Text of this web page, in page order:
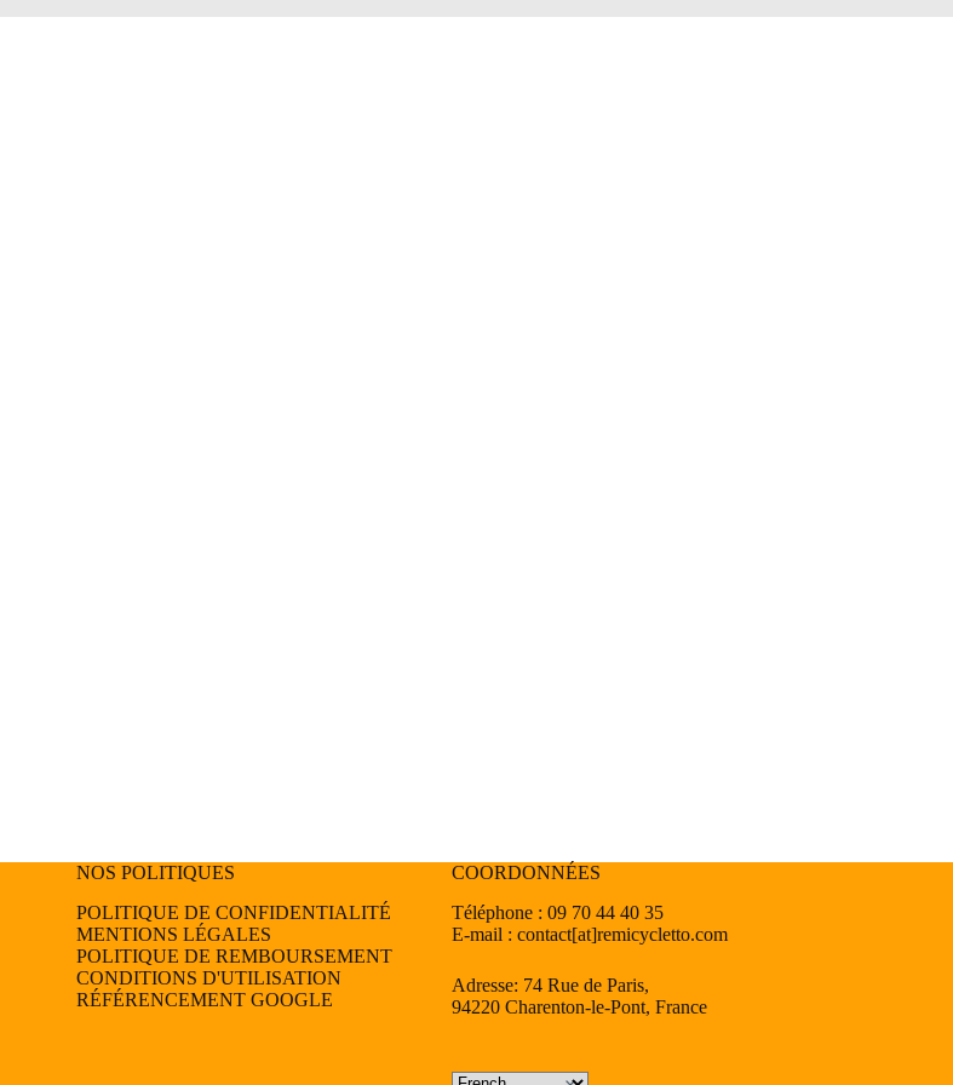
NOS POLITIQUES
POLITIQUE DE CONFIDENTIALITÉ
MENTIONS LÉGALES
POLITIQUE DE REMBOURSEMENT
CONDITIONS D'UTILISATION
RÉFÉRENCEMENT GOOGLE
COORDONNÉES
Téléphone : 09 70 44 40 35
E-mail : contact[at]remicycletto.com
Adresse: 74 Rue de Paris,
94220 Charenton-le-Pont, France